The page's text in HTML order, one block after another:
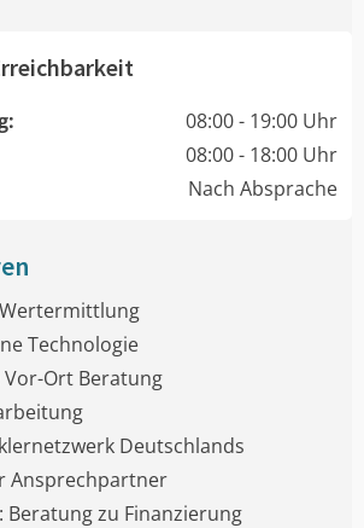
08:00 - 19:00 Uhr
08:00 - 18:00 Uhr
Nach Absprache
Technologie
Ort Beratung
Deutschlands
Ansprechpartner
Beratung zu Finanzierung